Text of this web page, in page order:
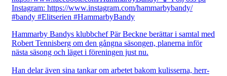
Hammarby Bandys klubbchef Pär Beckne berättar i samtal med
Robert Tennisberg om den gångna säsongen, planerna inför
nästa säsong och läget i föreningen just nu.
Han delar även sina tankar om arbetet bakom kulisserna, herr-